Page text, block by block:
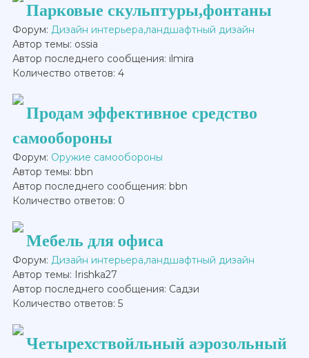
Парковые скульптуры,фонтаны
Форум: Дизайн интерьера,ландшафтный дизайн
Автор темы: ossia
Автор последнего сообщения: ilmira
Количество ответов: 4
Продам эффективное средство
самообороны
Форум: Оружие самообороны
Автор темы: bbn
Автор последнего сообщения: bbn
Количество ответов: 0
Мебель для офиса
Форум: Дизайн интерьера,ландшафтный дизайн
Автор темы: Irishka27
Автор последнего сообщения: Садзи
Количество ответов: 5
Четырехствойльный аэрозольный